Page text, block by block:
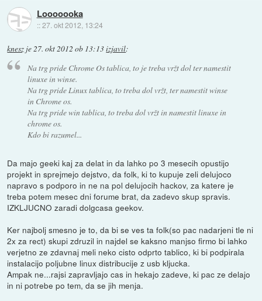
Looooooka
::27. okt 2012, 13:24
knesz je27. okt 2012 ob 13:13izjavil:
Na trg pride Chrome Os tablica, to je treba vržt dol ter namestit
linuxe in winse.
Na trg pride Linux tablica, to treba dol vržt, ter namestit winse
in Chrome os.
Na trg pride win tablica, to treba dol vržt in namestit linuxe in
chrome os.
Kdo bi razumel...
Da majo geeki kaj za delat in da lahko po 3 mesecih opustijo
projekt in sprejmejo dejstvo, da folk, ki to kupuje zeli delujoco
napravo s podporo in ne na pol delujocih hackov, za katere je
treba potem mesec dni forume brat, da zadevo skup spravis.
IZKLJUCNO zaradi dolgcasa geekov.
Ker najbolj smesno je to, da bi se ves ta folk(so pac nadarjeni tle ni
2x za rect) skupi zdruzil in najdel se kaksno manjso firmo bi lahko
verjetno ze zdavnaj meli neko cisto odprto tablico, ki bi podpirala
instalacijo poljubne linux distribucije z usb kljucka.
Ampak ne...rajsi zapravljajo cas in hekajo zadeve, ki pac ze delajo
in ni potrebe po tem, da se jih menja.